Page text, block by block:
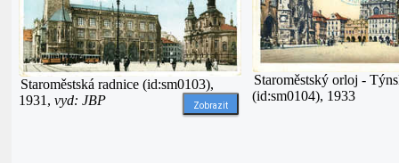
Staroměstská radnice (id:sm0103),
1931, vyd: JBP Zobrazit
Staroměstský orloj -
(id:sm0104), 1933